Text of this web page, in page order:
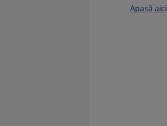
Apasă aici